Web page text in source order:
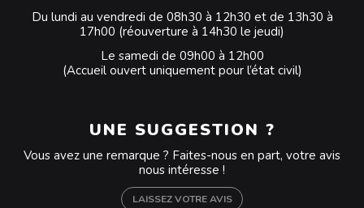
Du lundi au vendredi de 08h30 à 12h30 et de 13h30 à
17h00 (réouverture à 14h30 le jeudi)
Le samedi de 09h00 à 12h00
(Accueil ouvert uniquement pour l’état civil)
UNE SUGGESTION ?
Vous avez une remarque ? Faites-nous en part, votre avis
nous intéresse !
LAISSEZ VOTRE AVIS